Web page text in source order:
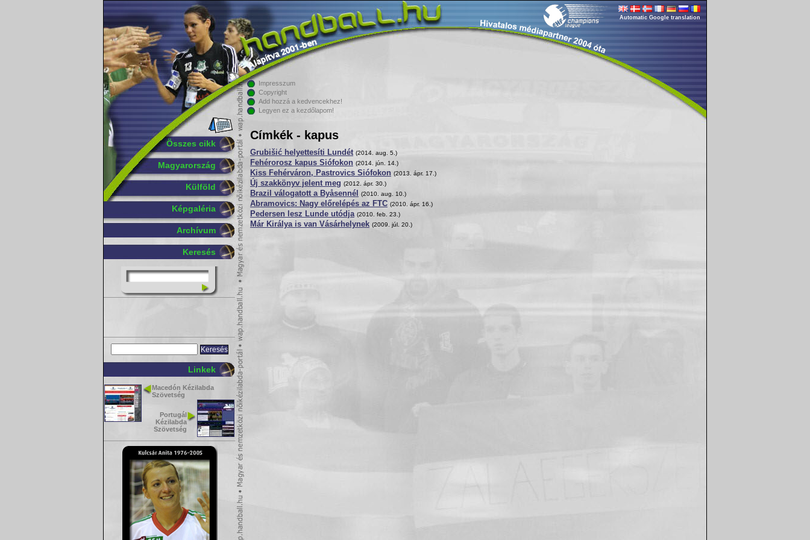
Összes cikk
Magyarország
Külföld
Képgaléria
Archívum
Keresés
Linkek
Macedón Kézilabda
Szövetség
Portugál
Kézilabda
Szövetség
Automatic Google translation
Impresszum
Copyright
Add hozzá a kedvencekhez!
Legyen ez a kezdőlapom!
Címkék - kapus
Grubišić helyettesíti Lundét (2014. aug. 5.)
Fehérorosz kapus Siófokon (2014. jún. 14.)
Kiss Fehérváron, Pastrovics Siófokon (2013. ápr. 17.)
Új szakkönyv jelent meg (2012. ápr. 30.)
Brazil válogatott a Byåsennél (2010. aug. 10.)
Abramovics: Nagy előrelépés az FTC (2010. ápr. 16.)
Pedersen lesz Lunde utódja (2010. feb. 23.)
Már Királya is van Vásárhelynek (2009. júl. 20.)